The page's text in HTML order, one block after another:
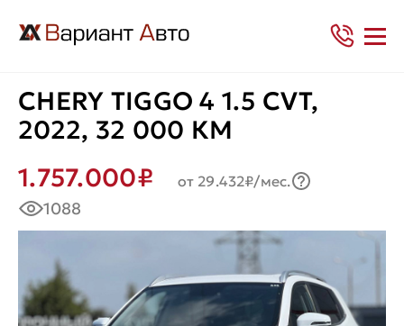
CHERY TIGGO 4 1.5 CVT,
2022, 32 000 КМ
1.757.000₽
от 29.432₽/мес.
1088